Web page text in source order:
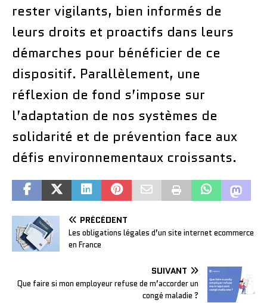
rester vigilants, bien informés de
leurs droits et proactifs dans leurs
démarches pour bénéficier de ce
dispositif. Parallèlement, une
réflexion de fond s’impose sur
l’adaptation de nos systèmes de
solidarité et de prévention face aux
défis environnementaux croissants.
PRÉCÉDENT
Les obligations légales d’un site internet ecommerce
en France
SUIVANT
Que faire si mon employeur refuse de m’accorder un
congé maladie ?